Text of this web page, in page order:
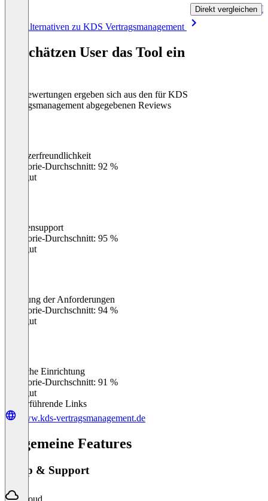
Direkt vergleichen
Alle Alternativen zu KDS Vertragsmanagement
So schätzen User das Tool ein
Die Bewertungen ergeben sich aus den für KDS
Vertragsmanagement abgegebenen Reviews
Benutzerfreundlichkeit
Kategorie-Durchschnitt: 92 %
Sehr gut
Kundensupport
Kategorie-Durchschnitt: 95 %
Sehr gut
Erfüllung der Anforderungen
Kategorie-Durchschnitt: 94 %
Sehr gut
Einfache Einrichtung
Kategorie-Durchschnitt: 91 %
Sehr gut
Weiterführende Links
www.kds-vertragsmanagement.de
Allgemeine Features
Setup & Support